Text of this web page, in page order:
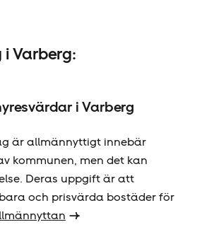
Varberg:
i Varberg
är allmännyttigt innebär
kommunen, men det kan
Deras uppgift är att
och prisvärda bostäder för